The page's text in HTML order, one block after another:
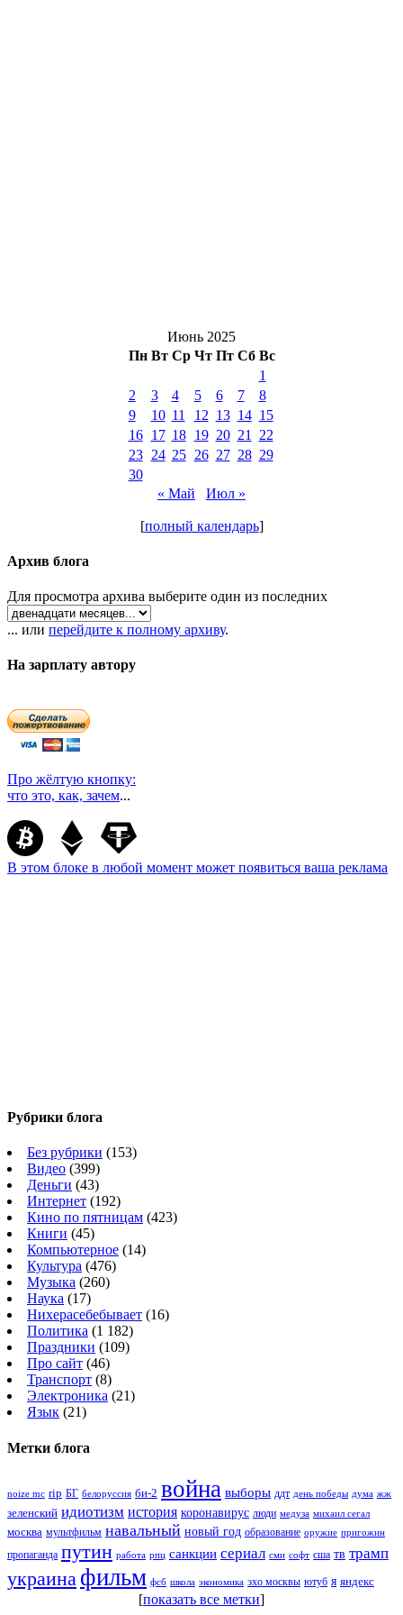
Июнь 2025
Пн Вт Ср Чт Пт Сб Вс
1
2
3 4 5 6 7
8
9
10 11 12 13 14 15
16
17 18 19 20 21
22
23
24 25 26 27 28 29
30
« Май
Июл »
[полный календарь]
Архив блога
Для просмотра архива выберите один из последних
... или перейдите к полному архиву.
На зарплату автору
Про жёлтую кнопку:
что это, как, зачем...
В этом блоке в любой момент может появиться ваша реклама
Рубрики блога
Без рубрики (153)
Видео (399)
Деньги (43)
Интернет (192)
Кино по пятницам (423)
Книги (45)
Компьютерное (14)
Культура (476)
Музыка (260)
Наука (17)
Нихерасебебывает (16)
Политика (1 182)
Праздники (109)
Про сайт (46)
Транспорт (8)
Электроника (21)
Язык (21)
Метки блога
noize mc rip БГ белоруссия би-2 война выборы ддт день победы дума жж
зеленский идиотизм история коронавирус люди медуза михаил сегал
москва мультфильм навальный новый год образование оружие пригожин
пропаганда путин работа рпц санкции сериал сми софт сша тв трамп
украина фильм фсб школа экономика эхо москвы ютуб я яндекс
[показать все метки]